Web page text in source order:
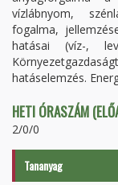
vízlábnyom,
fogalma,
hatásai (víz-,
hatáselemzés.
HETI ÓRASZÁM
2/0/0
Tananyag